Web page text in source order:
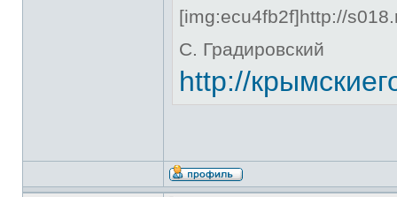
[img:ecu4fb2f]http://
С. Градировский
http://